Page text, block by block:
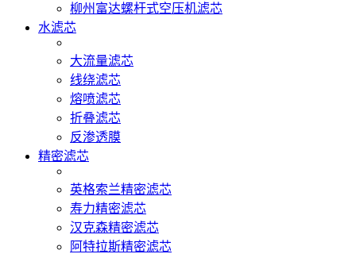
柳州富达螺杆式空压机滤芯
水滤芯
大流量滤芯
线绕滤芯
熔喷滤芯
折叠滤芯
反渗透膜
精密滤芯
英格索兰精密滤芯
寿力精密滤芯
汉克森精密滤芯
阿特拉斯精密滤芯